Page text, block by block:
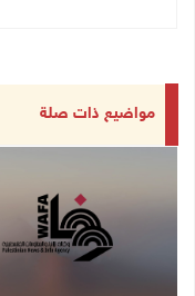
مواضيع ذات صلة